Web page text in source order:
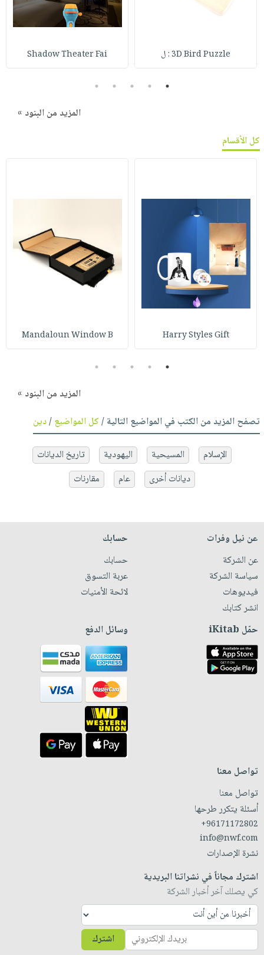
3D Bird Puzzle : ل Shadow Theater Fai
1
2
3
4
5
المزيد من البنود »
كل الأقسام
Harry Styles Gift
Mandaloun Window B
1
2
3
4
5
المزيد من البنود »
تصفح المزيد من الكتب في المواضيع التالية /كل المواضيع/دين
الإسلام المسيحية اليهودية
تاريخ الديانات
ديانات أخرى
عام مقارنات
عن نيل وفرات
عن الشركة
سياسة الشركة
فيديوهات
انشر كتابك
حسابك
حسابك
عربة التسوق
لائحة الأمنيات
حمّل iKitab وسائل الدفع
تواصل معنا
تواصل معنا
أسئلة يتكرر طرحها
+96171172802
info@nwf.com
نشرة الإصدارات
اشترك مجاناً في نشراتنا البريدية
كي يصلك آخر أخبار الشركة
اشترك